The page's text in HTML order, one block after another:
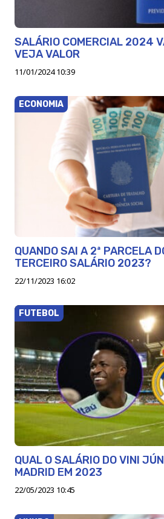
SALÁRIO COMERCIAL 2024
VEJA VALOR
11/01/2024 10:39
ECONOMIA
QUANDO SAI A 2ª PARCELA
TERCEIRO SALÁRIO 2023?
22/11/2023 16:02
FUTEBOL
QUAL O SALÁRIO DO VINI
MADRID EM 2023
22/05/2023 10:45